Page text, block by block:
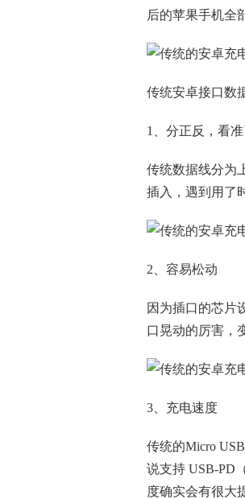
后的苹果手机全
传统安卓接口数
1、分正反，看
传统数据线分为
插入，遇到用了
2、容易松动
因为插口的芯片
口晃动的厉害，
3、充电速度
传统的Micro
说支持 USB-PD
度确实会有很大